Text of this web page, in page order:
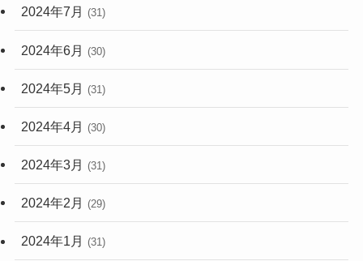
2024年7月 (31)
2024年6月 (30)
2024年5月 (31)
2024年4月 (30)
2024年3月 (31)
2024年2月 (29)
2024年1月 (31)